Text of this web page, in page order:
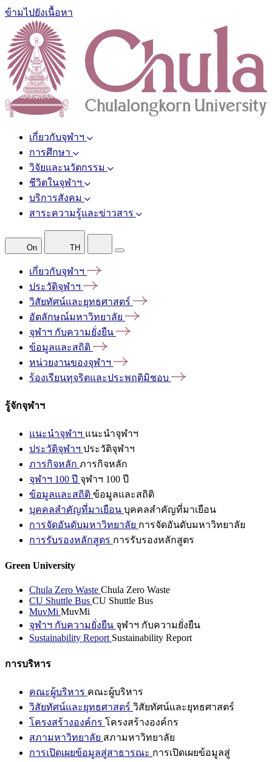
ข้ามไปยังเนื้อหา
เกี่ยวกับจุฬาฯ
การศึกษา
วิจัยและนวัตกรรม
ชีวิตในจุฬาฯ
บริการสังคม
สาระความรู้และข่าวสาร
On TH
เกี่ยวกับจุฬาฯ
ประวัติจุฬาฯ
วิสัยทัศน์และยุทธศาสตร์
อัตลักษณ์มหาวิทยาลัย
จุฬาฯ กับความยั่งยืน
ข้อมูลและสถิติ
หน่วยงานของจุฬาฯ
ร้องเรียนทุจริตและประพฤติมิชอบ
รู้จักจุฬาฯ
แนะนำจุฬาฯ แนะนำจุฬาฯ
ประวัติจุฬาฯ ประวัติจุฬาฯ
ภารกิจหลัก ภารกิจหลัก
จุฬาฯ 100 ปี จุฬาฯ 100 ปี
ข้อมูลและสถิติ ข้อมูลและสถิติ
บุคคลสำคัญที่มาเยือน บุคคลสำคัญที่มาเยือน
การจัดอันดับมหาวิทยาลัย การจัดอันดับมหาวิทยาลัย
การรับรองหลักสูตร การรับรองหลักสูตร
Green University
Chula Zero Waste Chula Zero Waste
CU Shuttle Bus CU Shuttle Bus
MuvMi MuvMi
จุฬาฯ กับความยั่งยืน จุฬาฯ กับความยั่งยืน
Sustainability Report Sustainability Report
การบริหาร
คณะผู้บริหาร คณะผู้บริหาร
วิสัยทัศน์และยุทธศาสตร์ วิสัยทัศน์และยุทธศาสตร์
โครงสร้างองค์กร โครงสร้างองค์กร
สภามหาวิทยาลัย สภามหาวิทยาลัย
การเปิดเผยข้อมูลสู่สาธารณะ การเปิดเผยข้อมูลสู่